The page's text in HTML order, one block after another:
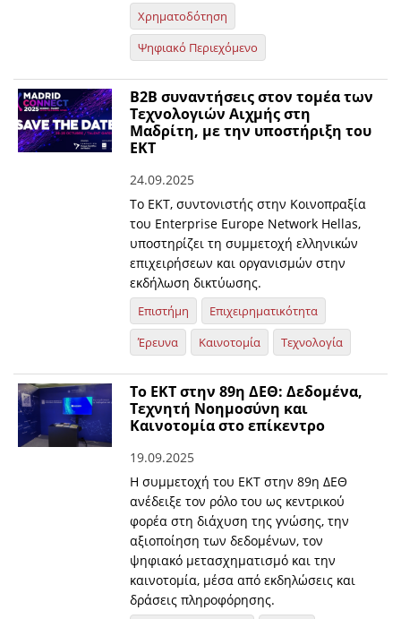
Χρηματοδότηση
Ψηφιακό Περιεχόμενο
Β2Β συναντήσεις στον τομέα των
Τεχνολογιών Αιχμής στη
Μαδρίτη, με την υποστήριξη του
ΕΚΤ
24.09.2025
Το ΕΚΤ, συντονιστής στην Κοινοπραξία
του Enterprise Europe Network Hellas,
υποστηρίζει τη συμμετοχή ελληνικών
επιχειρήσεων και οργανισμών στην
εκδήλωση δικτύωσης.
Επιστήμη
Επιχειρηματικότητα
Έρευνα
Καινοτομία Τεχνολογία
Το ΕΚΤ στην 89η ΔΕΘ: Δεδομένα,
Τεχνητή Νοημοσύνη και
Καινοτομία στο επίκεντρο
19.09.2025
Η συμμετοχή του ΕΚΤ στην 89η ΔΕΘ
ανέδειξε τον ρόλο του ως κεντρικού
φορέα στη διάχυση της γνώσης, την
αξιοποίηση των δεδομένων, τον
ψηφιακό μετασχηματισμό και την
καινοτομία, μέσα από εκδηλώσεις και
δράσεις πληροφόρησης.